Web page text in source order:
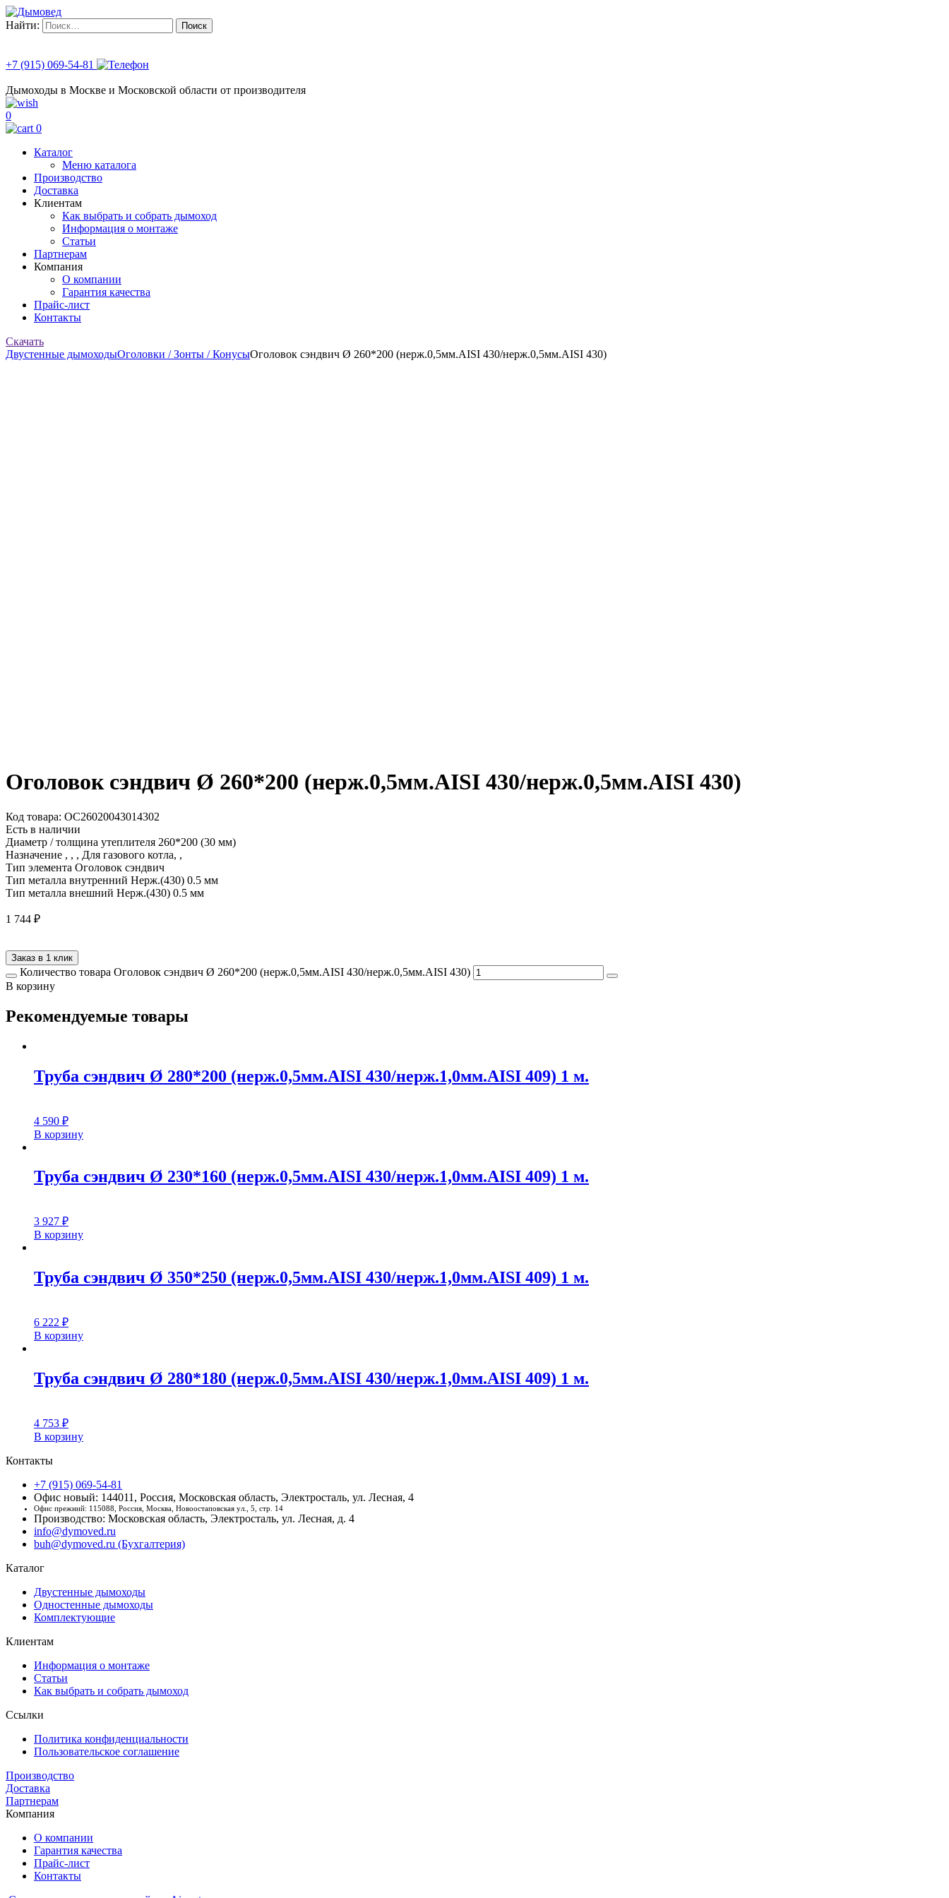
Найти:
+7 (915) 069-54-81
Дымоходы в Москве и Московской области от производителя
0
0
Каталог
Меню каталога
Производство
Доставка
Клиентам
Как выбрать и собрать дымоход
Информация о монтаже
Статьи
Партнерам
Компания
О компании
Гарантия качества
Прайс-лист
Контакты
Скачать
Двустенные дымоходыОголовки / Зонты / КонусыОголовок сэндвич Ø 260*200 (нерж.0,5мм.AISI 430/нерж.0,5мм.AISI 430)
Оголовок сэндвич Ø 260*200 (нерж.0,5мм.AISI 430/нерж.0,5мм.AISI 430)
Код товара: ОС26020043014302
Есть в наличии
Диаметр / толщина утеплителя 260*200 (30 мм)
Назначение , , , Для газового котла, ,
Тип элемента Оголовок сэндвич
Тип металла внутренний Нерж.(430) 0.5 мм
Тип металла внешний Нерж.(430) 0.5 мм
1 744 ₽
Заказ в 1 клик
Количество товара Оголовок сэндвич Ø 260*200 (нерж.0,5мм.AISI 430/нерж.0,5мм.AISI 430)
В корзину
Рекомендуемые товары
Труба сэндвич Ø 280*200 (нерж.0,5мм.AISI 430/нерж.1,0мм.AISI 409) 1 м.
4 590 ₽
В корзину
Труба сэндвич Ø 230*160 (нерж.0,5мм.AISI 430/нерж.1,0мм.AISI 409) 1 м.
3 927 ₽
В корзину
Труба сэндвич Ø 350*250 (нерж.0,5мм.AISI 430/нерж.1,0мм.AISI 409) 1 м.
6 222 ₽
В корзину
Труба сэндвич Ø 280*180 (нерж.0,5мм.AISI 430/нерж.1,0мм.AISI 409) 1 м.
4 753 ₽
В корзину
Контакты
+7 (915) 069-54-81
Офис новый: 144011, Россия, Московская область, Электросталь, ул. Лесная, 4
Офис прежний: 115088, Россия, Москва, Новоостаповская ул., 5, стр. 14
Производство: Московская область, Электросталь, ул. Лесная, д. 4
info@dymoved.ru
buh@dymoved.ru (Бухгалтерия)
Каталог
Двустенные дымоходы
Одностенные дымоходы
Комплектующие
Клиентам
Информация о монтаже
Статьи
Как выбрать и собрать дымоход
Ссылки
Политика конфиденциальности
Пользовательское соглашение
Производство
Доставка
Партнерам
Компания
О компании
Гарантия качества
Прайс-лист
Контакты